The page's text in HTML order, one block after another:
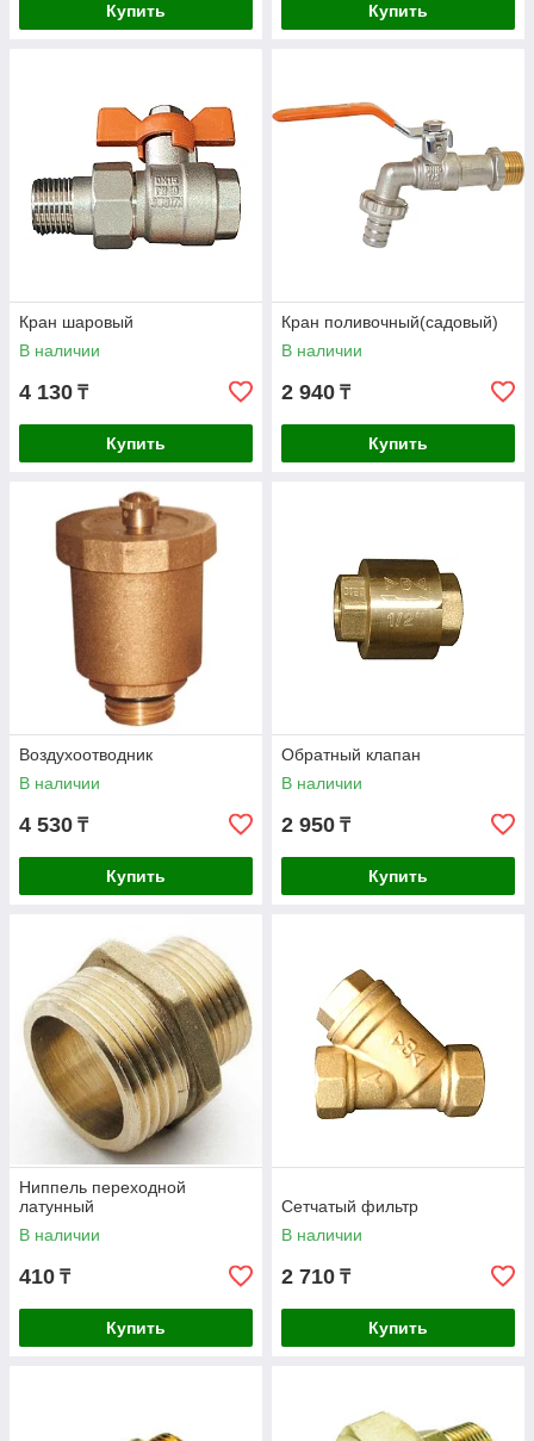
Купить Купить
Кран шаровый
В наличии
4 130 ₸
Купить
Кран поливочный(садовый)
В наличии
2 940 ₸
Купить
Воздухоотводник
В наличии
4 530 ₸
Купить
Обратный клапан
В наличии
2 950 ₸
Купить
Ниппель переходной
латунный
В наличии
410 ₸
Купить
Сетчатый фильтр
В наличии
2 710 ₸
Купить